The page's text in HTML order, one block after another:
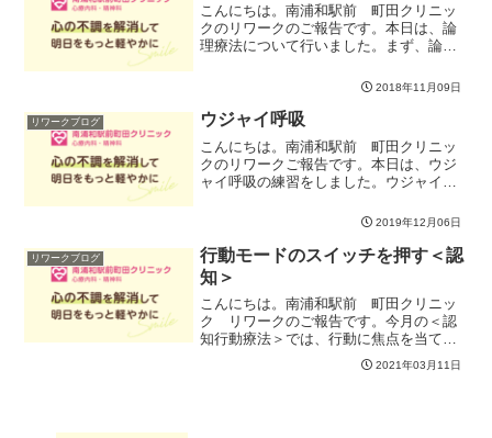
こんにちは。南浦和駅前 町田クリニッ
クのリワークのご報告です。本日は、論
理療法について行いました。まず、論理
が感情や行動を生みだすことを確認いた
しました。ビリーフにはイラショナルビ
リーフとラショナルビリー...
2018年11月09日
リワークブログ ウジャイ呼吸
こんにちは。南浦和駅前 町田クリニッ
クのリワークご報告です。本日は、ウジ
ャイ呼吸の練習をしました。ウジャイ呼
の流れをコントロールする呼吸法で、こ
の呼吸法の特徴は音です。息を吸うとき
も吐くときも、お腹をへこ...
2019年12月06日
リワークブログ
行動モードのスイッチを押す＜認
知＞
こんにちは。南浦和駅前 町田クリニッ
ク リワークのご報告です。今月の＜認
知行動療法＞では、行動に焦点を当て
「問題解決法」に取り組んでおります
が、本日は 行動しやすい・問題解決モー
2021年03月11日